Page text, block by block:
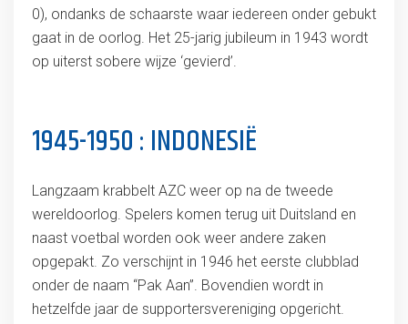
0), ondanks de schaarste waar iedereen onder gebukt
gaat in de oorlog. Het 25-jarig jubileum in 1943 wordt
op uiterst sobere wijze ‘gevierd’.
1945-1950 : INDONESIË
Langzaam krabbelt AZC weer op na de tweede
wereldoorlog. Spelers komen terug uit Duitsland en
naast voetbal worden ook weer andere zaken
opgepakt. Zo verschijnt in 1946 het eerste clubblad
onder de naam “Pak Aan”. Bovendien wordt in
hetzelfde jaar de supportersvereniging opgericht.